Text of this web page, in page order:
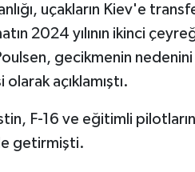
uçakların Kiev'e
2024 yılının ikinci
gecikmenin nedenini
açıklamıştı.
F-16 ve eğitimli
getirmişti.